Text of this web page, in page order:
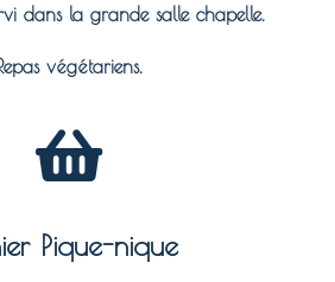
dans la grande salle chapelle.
Repas végétariens.
Pique-nique